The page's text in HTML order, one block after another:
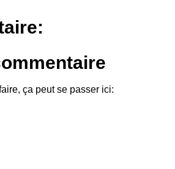
ça peut se passer ici: